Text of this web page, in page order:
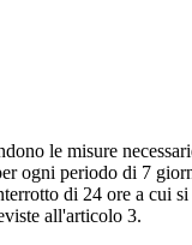
le misure
ogni periodo di 7
di 24 ore a cui si
all'articolo 3.